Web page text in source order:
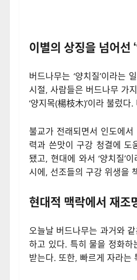
이별의 상징을 넘어선
버드나무는 ‘양치질’이라는
시절, 사람들은 버드나무 가
‘양지목(楊枝木)’이라 불렀다
불교가 전래되면서 인도에
력과 쓴맛이 구강 청결에 도
됐고, 현대에 와서 ‘양치질’
시에, 선조들의 구강 위생을
현대적 맥락에서 재조
오늘날 버드나무는 과거와
하고 있다. 특히 물을 정화
받는다. 또한, 빠르게 자라는